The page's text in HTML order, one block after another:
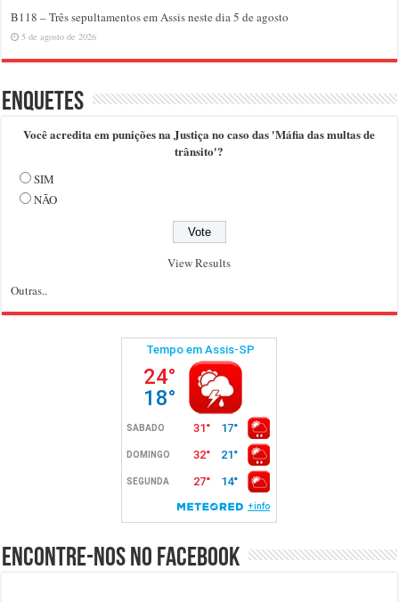
B118 – Três sepultamentos em Assis neste dia 5 de agosto
5 de agosto de 2026
Enquetes
Você acredita em punições na Justiça no caso das 'Máfia das multas de
trânsito'?
SIM
NÃO
View Results
Outras..
Encontre-nos no Facebook